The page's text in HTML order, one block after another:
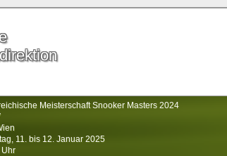
Meisterschaft Snooker Masters 2024
11. bis 12. Januar 2025
Uhr